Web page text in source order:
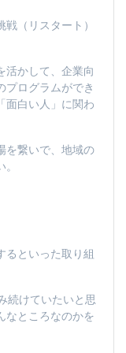
（リスタート）
活かして、企業向
プログラムができ
面白い人」に関わ
を繋いで、地域の
るといった取り組
続けていたいと思
なところなのかを